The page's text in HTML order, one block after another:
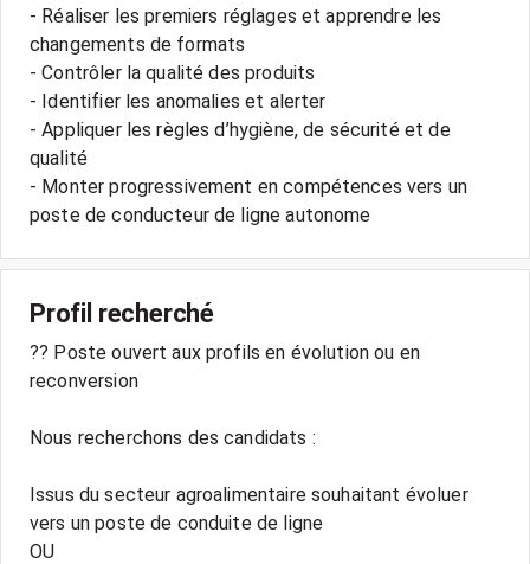
- Réaliser les premiers réglages et apprendre les
changements de formats
- Contrôler la qualité des produits
- Identifier les anomalies et alerter
- Appliquer les règles d’hygiène, de sécurité et de
qualité
- Monter progressivement en compétences vers un
poste de conducteur de ligne autonome
Profil recherché
?? Poste ouvert aux profils en évolution ou en
reconversion
Nous recherchons des candidats :
Issus du secteur agroalimentaire souhaitant évoluer
vers un poste de conduite de ligne
OU